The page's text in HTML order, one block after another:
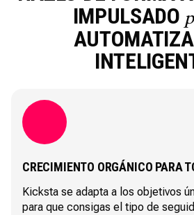
IMPULSADO
CRECIMIENTO ORGÁNICO PARA
Kicksta se adapta a los objetivos
para que consigas el tipo de